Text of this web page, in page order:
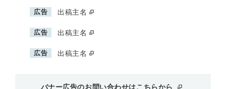
広告 出稿主名
広告 出稿主名
広告 出稿主名
バナー広告のお問い合わせはこちらから